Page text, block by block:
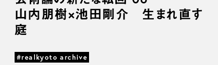
山内朋樹×池田剛介 生まれ直す
庭
#realkyoto archive